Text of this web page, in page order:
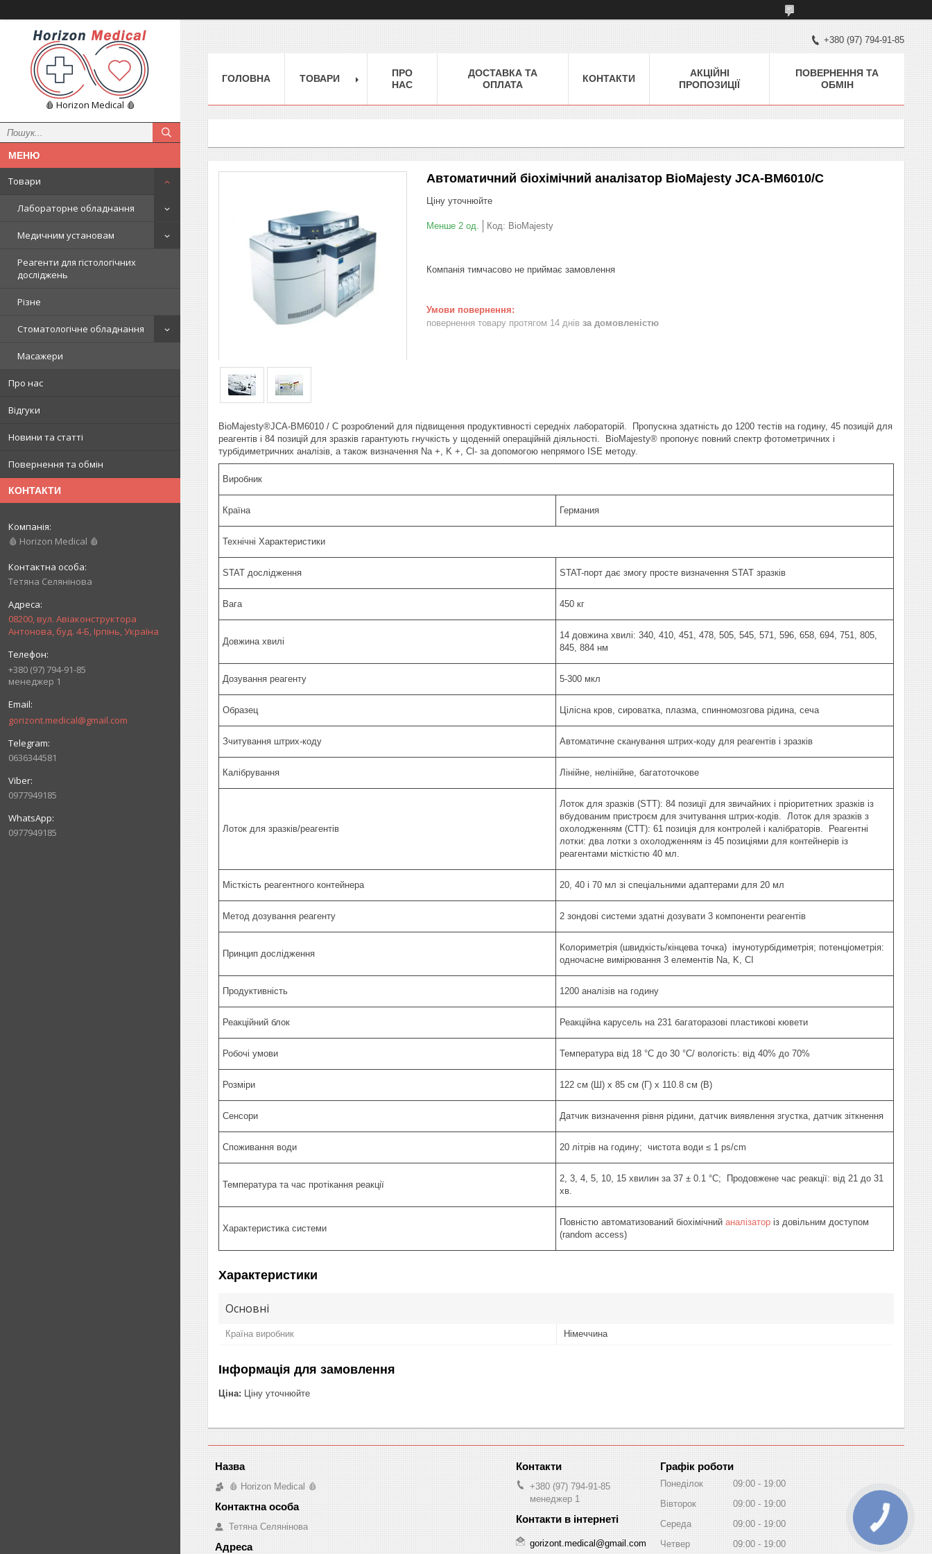
🩸 Horizon Medical 🩸
Товари
Лабораторне обладнання
Медичним установам
Реагенти для гістологічних
досліджень
Різне
Стоматологічне обладнання
Масажери
Про нас
Відгуки
Новини та статті
Повернення та обмін
КОНТАКТИ
🩸 Horizon Medical 🩸
Тетяна Селянінова
08200, вул. Авіаконструктора
Антонова, буд. 4-Б, Ірпінь, Україна
+380 (97) 794-91-85
менеджер 1
gorizont.medical@gmail.com
0636344581
0977949185
0977949185
+380 (97) 794-91-85
ГОЛОВНА ТОВАРИ
ПРО
НАС
ДОСТАВКА ТА
ОПЛАТА
КОНТАКТИ
АКЦІЙНІ
ПРОПОЗИЦІЇ
ПОВЕРНЕННЯ ТА
ОБМІН
Автоматичний біохімічний аналізатор BioMajesty JCA-BM6010/C
Ціну уточнюйте
Менше 2 од. Код: BioMajesty
Компанія тимчасово не приймає замовлення
повернення товару протягом 14 днів за домовленістю
BioMajesty®JCA-BM6010 / C розроблений для підвищення продуктивності середніх лабораторій. Пропускна здатність до 1200 тестів на годину, 45 позицій для
реагентів і 84 позицій для зразків гарантують гнучкість у щоденній операційній діяльності. BioMajesty® пропонує повний спектр фотометричних і
турбідиметричних аналізів, а також визначення Na +, K +, Cl- за допомогою непрямого ISE методу.
Виробник
Країна Германия
Технічні Характеристики
STAT дослідження STAT-порт дає змогу просте визначення STAT зразків
Вага 450 кг
Довжина хвилі
14 довжина хвилі: 340, 410, 451, 478, 505, 545, 571, 596, 658, 694, 751, 805,
845, 884 нм
Дозування реагенту 5-300 мкл
Образец Цілісна кров, сироватка, плазма, спинномозгова рідина, сеча
Зчитування штрих-коду Автоматичне сканування штрих-коду для реагентів і зразків
Калібрування Лінійне, нелінійне, багатоточкове
Лоток для зразків/реагентів
Лоток для зразків (STT): 84 позиції для звичайних і пріоритетних зразків із
вбудованим пристроєм для зчитування штрих-кодів. Лоток для зразків з
охолодженням (CTT): 61 позиція для контролей і калібраторів. Реагентні
лотки: два лотки з охолодженням із 45 позиціями для контейнерів із
реагентами місткістю 40 мл.
Місткість реагентного контейнера 20, 40 і 70 мл зі спеціальними адаптерами для 20 мл
Метод дозування реагенту 2 зондові системи здатні дозувати 3 компоненти реагентів
Принцип дослідження
Колориметрія (швидкість/кінцева точка) імунотурбідиметрія; потенціометрія:
одночасне вимірювання 3 елементів Na, K, CI
Продуктивність 1200 аналізів на годину
Реакційний блок Реакційна карусель на 231 багаторазові пластикові кювети
Робочі умови Температура від 18 °C до 30 °C/ вологість: від 40% до 70%
Розміри 122 см (Ш) x 85 см (Г) x 110.8 см (В)
Сенсори Датчик визначення рівня рідини, датчик виявлення згустка, датчик зіткнення
Споживання води 20 літрів на годину; чистота води ≤ 1 ps/cm
Температура та час протікання реакції
2, 3, 4, 5, 10, 15 хвилин за 37 ± 0.1 °C; Продовжене час реакції: від 21 до 31
хв.
Характеристика системи
Повністю автоматизований біохімічний аналізатор із довільним доступом
(random access)
Характеристики
Основні
Країна виробник Німеччина
Інформація для замовлення
Ціна: Ціну уточнюйте
🩸 Horizon Medical 🩸
Тетяна Селянінова
+380 (97) 794-91-85
менеджер 1
gorizont.medical@gmail.com
Графік роботи
Понеділок 09:00
19:00
Вівторок
09:00
19:00
Середа
09:00
19:00
Четвер
09:00 19:00